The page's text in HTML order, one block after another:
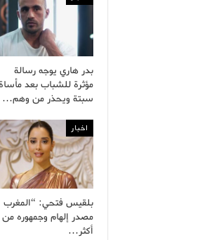
بدر هاري يوجه رسالة
مؤثرة للشباب بعد
سبتة ويحذر من وهم…
اخبار
بلقيس فتحي: “المغرب
مصدر إلهام وجمهوره من
أكثر…